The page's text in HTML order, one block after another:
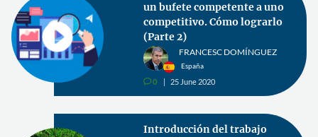
un bufete competente a uno
competitivo. Cómo lograrlo
(Parte 2)
FRANCESC DOMÍNGUEZ
España
v0 25 June 2020
Introducción del trabajo